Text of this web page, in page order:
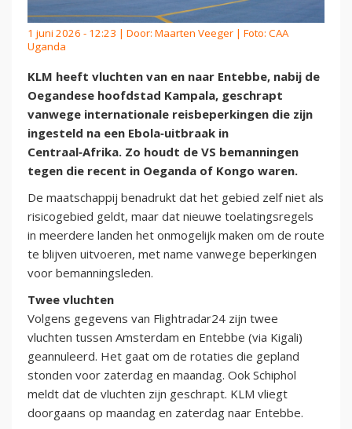
1 juni 2026 - 12:23 | Door: Maarten Veeger | Foto: CAA
Uganda
KLM heeft vluchten van en naar Entebbe, nabij de
Oegandese hoofdstad Kampala, geschrapt
vanwege internationale reisbeperkingen die zijn
ingesteld na een Ebola‑uitbraak in
Centraal‑Afrika. Zo houdt de VS bemanningen
tegen die recent in Oeganda of Kongo waren.
De maatschappij benadrukt dat het gebied zelf niet als
risicogebied geldt, maar dat nieuwe toelatingsregels
in meerdere landen het onmogelijk maken om de route
te blijven uitvoeren, met name vanwege beperkingen
voor bemanningsleden.
Twee vluchten
Volgens gegevens van Flightradar24 zijn twee
vluchten tussen Amsterdam en Entebbe (via Kigali)
geannuleerd. Het gaat om de rotaties die gepland
stonden voor zaterdag en maandag. Ook Schiphol
meldt dat de vluchten zijn geschrapt. KLM vliegt
doorgaans op maandag en zaterdag naar Entebbe.